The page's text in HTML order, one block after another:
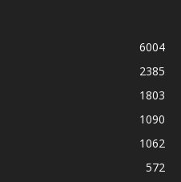
6004
2385
1803
1090
1062
572